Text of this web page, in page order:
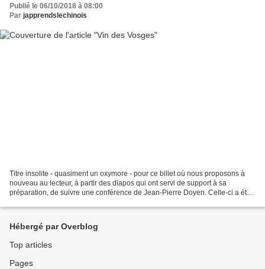
Publié le 06/10/2018 à 08:00
Par japprendslechinois
Titre insolite - quasiment un oxymore - pour ce billet où nous proposons à
nouveau au lecteur, à partir des diapos qui ont servi de support à sa
préparation, de suivre une conférence de Jean-Pierre Doyen. Celle-ci a été
Hébergé par Overblog
Top articles
Pages